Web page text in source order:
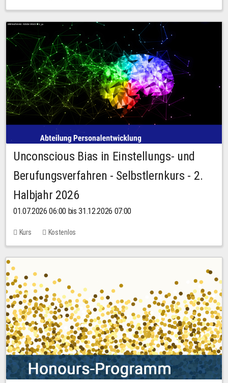
Unconscious Bias in Einstellungs- und
Berufungsverfahren - Selbstlernkurs - 2.
Halbjahr 2026
01.07.2026 06:00 bis 31.12.2026 07:00
Kurs Kostenlos